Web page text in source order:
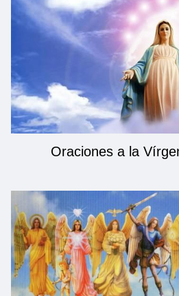
Oraciones a la